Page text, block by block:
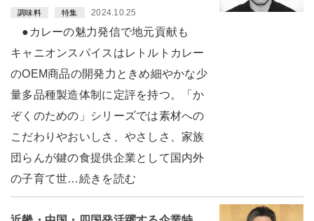
調味料 特集 2024.10.25
●カレーの魅力発信で地元貢献も
キャニオンスパイスはレトルトカレー
のOEM商品の開発力ときめ細やかな少
量多品種製造体制に定評を持つ。「か
ぞくのための」シリーズでは素材への
こだわりやおいしさ、やさしさ、家族
団らんが鍵の食提供企業として国内外
の子育て世…続きを読む